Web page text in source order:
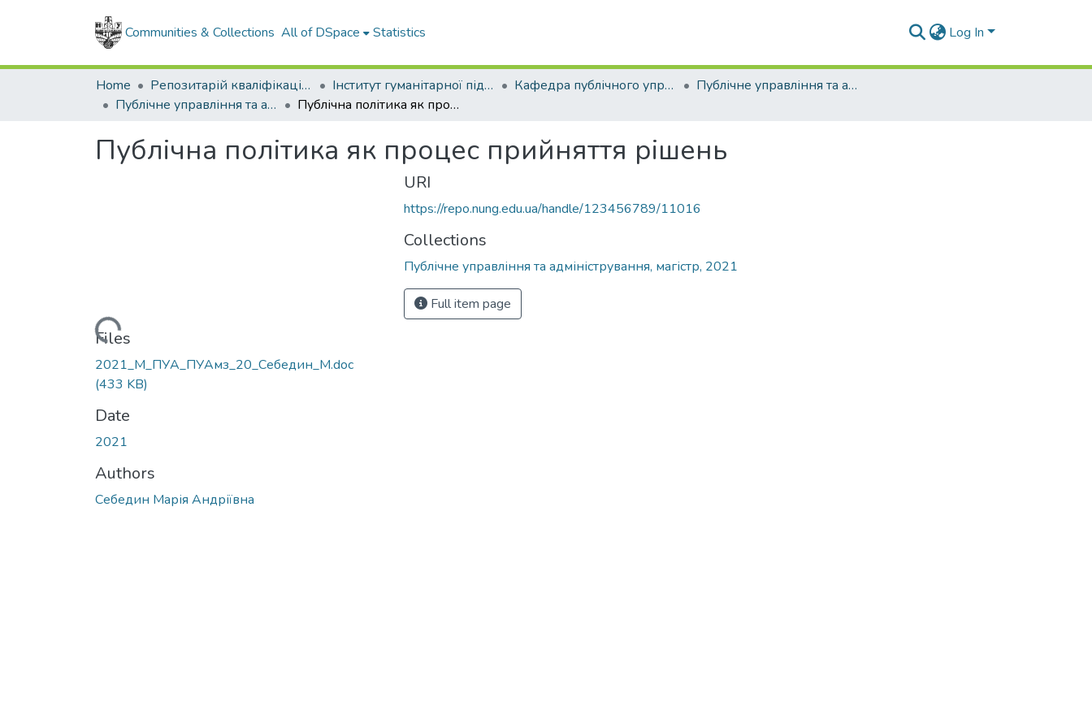
Communities & Collections All of DSpace Statistics Log In
Home Репозитарій кваліфікаційних робіт здобувачів вищої освіти Інститут гуманітарної підготовки та державного управління Кафедра публічного управління та адміністрування
Публічне управління та адміністрування (рівень магістр)
Публічне управління та адміністрування, магістр, 2021
Публічна політика як процес прийняття рішень
Публічна політика як процес прийняття рішень
Loading...
Files
2021_М_ПУА_ПУАмз_20_Себедин_М.doc
(433 KB)
Date
2021
Authors
Себедин Марія Андріївна
URI
https://repo.nung.edu.ua/handle/123456789/11016
Collections
Публічне управління та адміністрування, магістр, 2021
Full item page